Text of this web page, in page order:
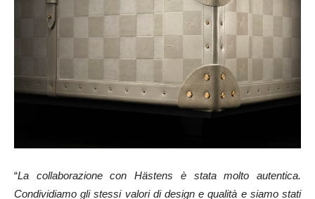
“La collaborazione con Hästens è stata molto autentica.
Condividiamo gli stessi valori di design e qualità e siamo stati